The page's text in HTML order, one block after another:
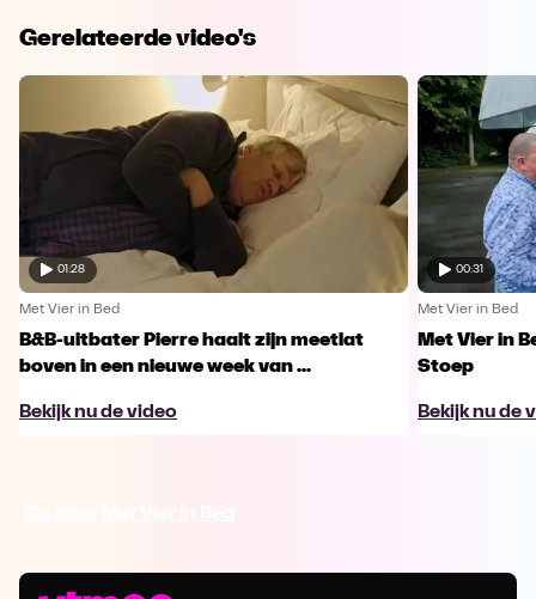
Gerelateerde video's
01:28
Met Vier in Bed
B&B-uitbater Pierre haalt zijn meetlat
boven in een nieuwe week van ...
Bekijk nu de video
00:31
Met Vier in Bed
Met Vier in
Stoep
Bekijk nu de